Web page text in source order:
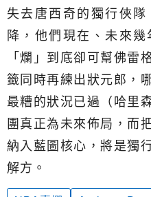
失去唐西奇的獨行俠
降，他們現在、未來
「爛」到底卻可幫佛雷
籤同時再練出狀元郎，
最糟的狀況已過（哈里
團真正為未來佈局，而
納入藍圖核心，將是獨
解方。